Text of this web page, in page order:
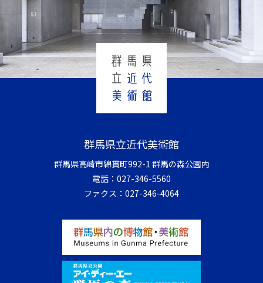
群馬県立近代美術館
群馬県高崎市綿貫町992-1 群馬の森公園内
電話： 027-346-5560
ファクス： 027-346-4064